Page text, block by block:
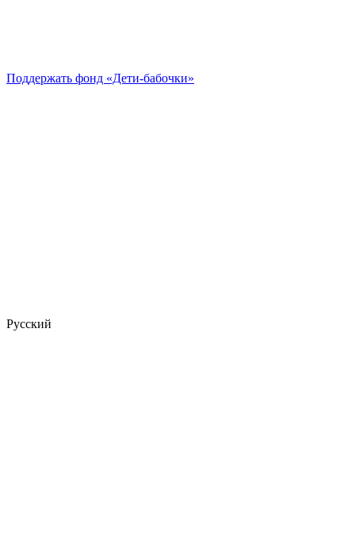
Поддержать фонд «Дети-бабочки»
Русский